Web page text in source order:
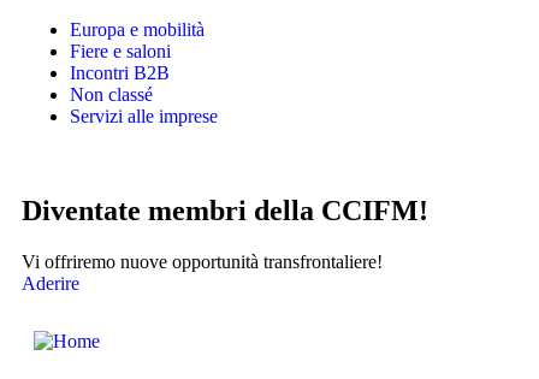
Europa e mobilità
Fiere e saloni
Incontri B2B
Non classé
Servizi alle imprese
Diventate membri della CCIFM!
Vi offriremo nuove opportunità transfrontaliere!
Aderire